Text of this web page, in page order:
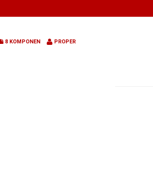
8 KOMPONEN PROPER